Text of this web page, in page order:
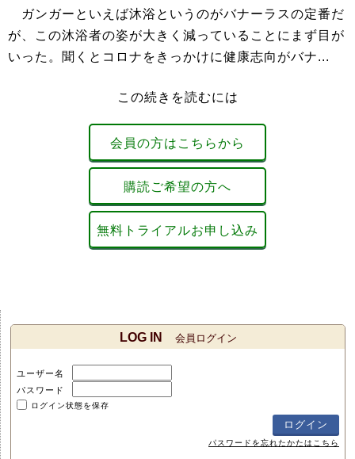
ガンガーといえば沐浴というのがバナーラスの定番だ
が、この沐浴者の姿が大きく減っていることにまず目が
いった。聞くとコロナをきっかけに健康志向がバナ...
この続きを読むには
会員の方はこちらから
購読ご希望の方へ
無料トライアルお申し込み
LOG IN 会員ログイン
ユーザー名
パスワード
ログイン状態を保存
パスワードを忘れたかたはこちら